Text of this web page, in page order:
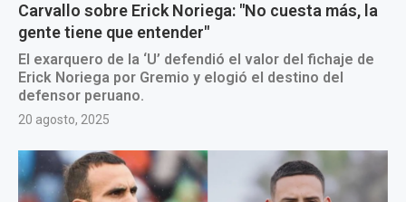
Carvallo sobre Erick Noriega: "No cuesta más, la
gente tiene que entender"
El exarquero de la ‘U’ defendió el valor del fichaje de
Erick Noriega por Gremio y elogió el destino del
defensor peruano.
20 agosto, 2025